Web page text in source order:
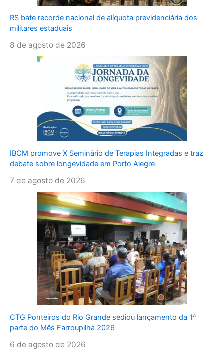
RS bate recorde nacional de alíquota previdenciária dos
militares estaduais
8 de agosto de 2026
IBCM promove X Seminário de Terapias Integradas e traz
debate sobre longevidade em Porto Alegre
7 de agosto de 2026
CTG Ponteiros do Rio Grande sediou lançamento da 1ª
parte do Mês Farroupilha 2026
6 de agosto de 2026